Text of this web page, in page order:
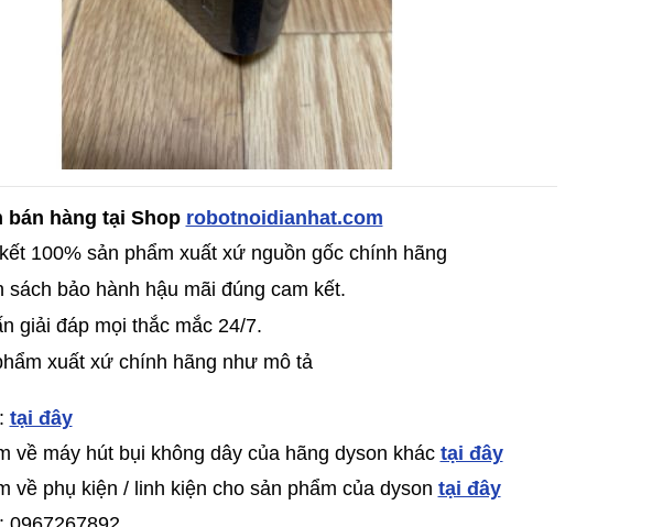
bán hàng tại Shop robotnoidianhat.com
100% sản phẩm xuất xứ nguồn gốc chính hãng
sách bảo hành hậu mãi đúng cam kết.
giải đáp mọi thắc mắc 24/7.
xuất xứ chính hãng như mô tả
tại đây
về máy hút bụi không dây của hãng dyson khác tại đây
về phụ kiện / linh kiện cho sản phẩm của dyson tại đây